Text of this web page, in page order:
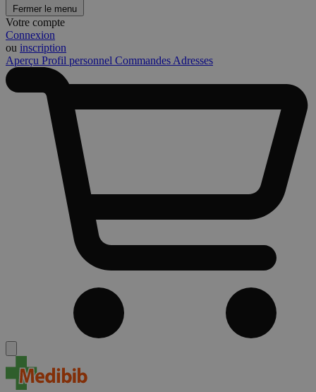
Fermer le menu
Votre compte
Connexion
ou inscription
Aperçu Profil personnel Commandes Adresses